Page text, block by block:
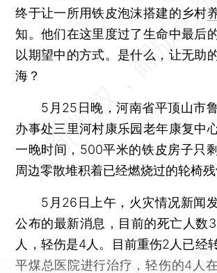
终于让一所用铁皮泡沫搭建的乡村
知。他们在这里度过了生命中最后
以期望中的方式。是什么，让无助
海？
5月25日晚，河南省平顶山市鲁
办事处三里河村康乐园老年康复中
一晚时间，500平米的铁皮房子只
周边零散堆积着已经燃烧过的轮椅残
5月26日上午，火灾情况新闻
公布的最新消息，目前的死亡人数
人，轻伤是4人。目前重伤2人已经
平煤总医院进行治疗，轻伤的4人